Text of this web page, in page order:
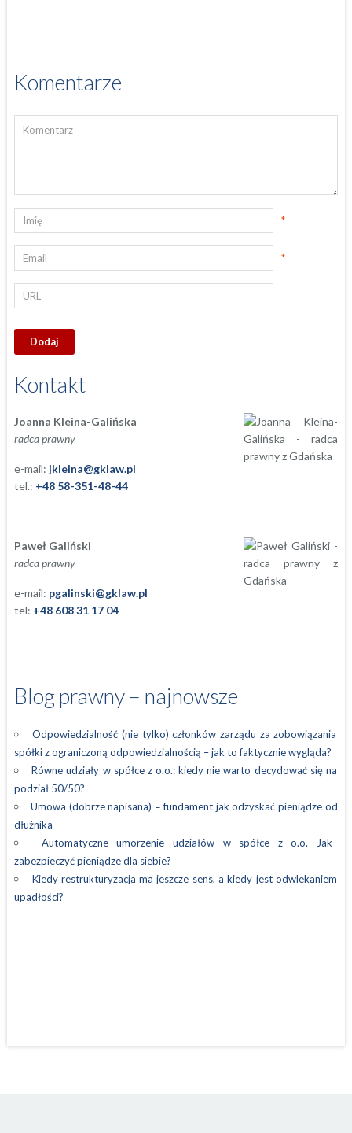
Komentarze
*
*
Kontakt
Joanna Kleina-Galińska
radca prawny
e-mail: jkleina@gklaw.pl
tel.: +48 58-351-48-44
Paweł Galiński
radca prawny
e-mail: pgalinski@gklaw.pl
tel: +48 608 31 17 04
Blog prawny – najnowsze
Odpowiedzialność (nie tylko) członków zarządu za zobowiązania
spółki z ograniczoną odpowiedzialnością – jak to faktycznie wygląda?
Równe udziały w spółce z o.o.: kiedy nie warto decydować się na
podział 50/50?
Umowa (dobrze napisana) = fundament jak odzyskać pieniądze od
dłużnika
Automatyczne umorzenie udziałów w spółce z o.o. Jak
zabezpieczyć pieniądze dla siebie?
Kiedy restrukturyzacja ma jeszcze sens, a kiedy jest odwlekaniem
upadłości?